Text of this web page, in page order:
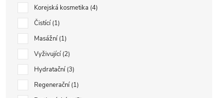
Korejská kosmetika 4
Čistící 1
Masážní 1
Vyživující 2
Hydratační 3
Regenerační 1